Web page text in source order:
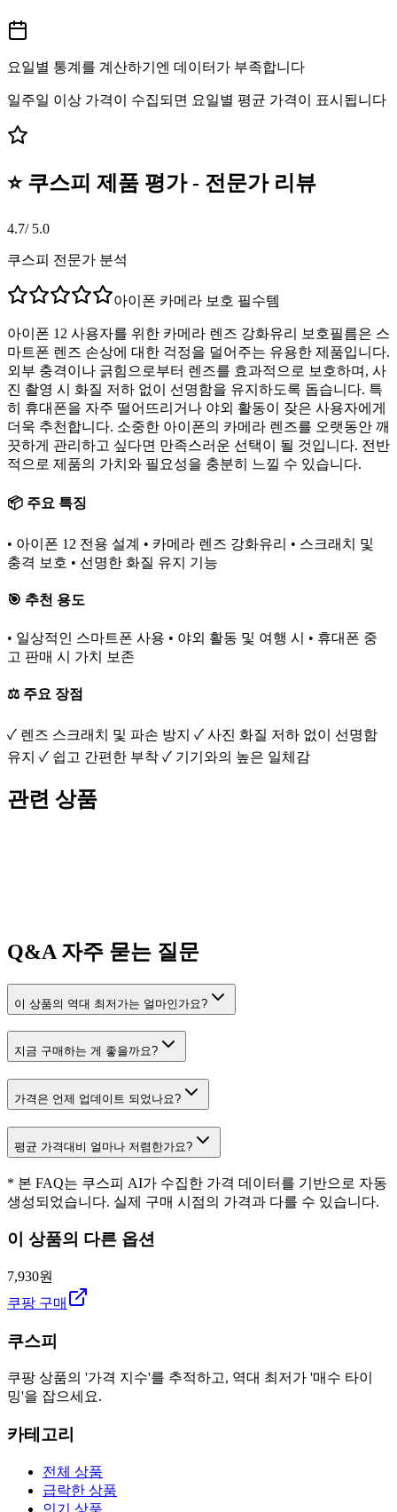
요일별 통계를 계산하기엔 데이터가 부족합니다
일주일 이상 가격이 수집되면 요일별 평균 가격이 표시됩니다
⭐ 쿠스피 제품 평가 - 전문가 리뷰
4.7/ 5.0
쿠스피 전문가 분석
아이폰 카메라 보호 필수템
아이폰 12 사용자를 위한 카메라 렌즈 강화유리 보호필름은 스
마트폰 렌즈 손상에 대한 걱정을 덜어주는 유용한 제품입니다.
외부 충격이나 긁힘으로부터 렌즈를 효과적으로 보호하며, 사
진 촬영 시 화질 저하 없이 선명함을 유지하도록 돕습니다. 특
히 휴대폰을 자주 떨어뜨리거나 야외 활동이 잦은 사용자에게
더욱 추천합니다. 소중한 아이폰의 카메라 렌즈를 오랫동안 깨
끗하게 관리하고 싶다면 만족스러운 선택이 될 것입니다. 전반
적으로 제품의 가치와 필요성을 충분히 느낄 수 있습니다.
📦 주요 특징
• 아이폰 12 전용 설계 • 카메라 렌즈 강화유리 • 스크래치 및
충격 보호 • 선명한 화질 유지 기능
🎯 추천 용도
• 일상적인 스마트폰 사용 • 야외 활동 및 여행 시 • 휴대폰 중
고 판매 시 가치 보존
⚖️ 주요 장점
✓ 렌즈 스크래치 및 파손 방지 ✓ 사진 화질 저하 없이 선명함
유지 ✓ 쉽고 간편한 부착 ✓ 기기와의 높은 일체감
관련 상품
Q&A 자주 묻는 질문
이 상품의 역대 최저가는 얼마인가요?
지금 구매하는 게 좋을까요?
가격은 언제 업데이트 되었나요?
평균 가격대비 얼마나 저렴한가요?
* 본 FAQ는 쿠스피 AI가 수집한 가격 데이터를 기반으로 자동
생성되었습니다. 실제 구매 시점의 가격과 다를 수 있습니다.
이 상품의 다른 옵션
7,930원
쿠팡 구매
쿠스피
쿠팡 상품의 '가격 지수'를 추적하고, 역대 최저가 '매수 타이
밍'을 잡으세요.
카테고리
전체 상품
급락한 상품
인기 상품